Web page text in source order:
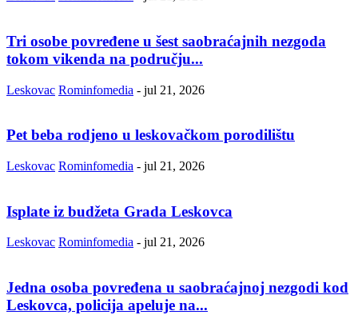
Tri osobe povređene u šest saobraćajnih nezgoda
tokom vikenda na području...
Leskovac Rominfomedia - jul 21, 2026
Pet beba rodjeno u leskovačkom porodilištu
Leskovac Rominfomedia - jul 21, 2026
Isplate iz budžeta Grada Leskovca
Leskovac Rominfomedia - jul 21, 2026
Jedna osoba povređena u saobraćajnoj nezgodi kod
Leskovca, policija apeluje na...